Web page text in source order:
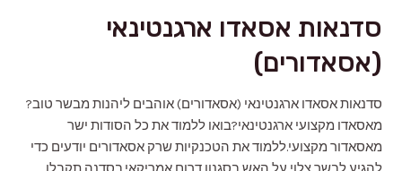
סדנאות אסאדו ארגנטינאי
(אסאדורים)
סדנאות אסאדו ארגנטינאי (אסאדורים) אוהבים ליהנות מבשר טוב?
מאסאדו מקצועי ארגנטינאי?‍בואו ללמוד את כל הסודות ישר
מאסאדור מקצועי.ללמוד את הטכנקיות שרק אסאדורים יודעים כדי